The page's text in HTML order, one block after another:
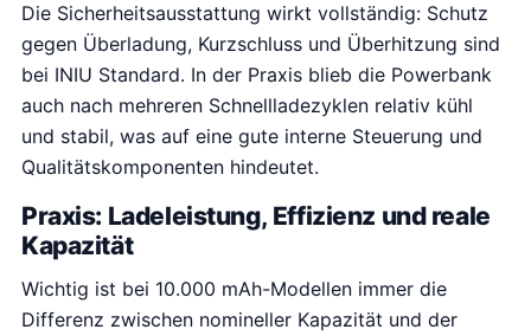
Die Sicherheitsausstattung wirkt vollständig: Schutz
gegen Überladung, Kurzschluss und Überhitzung sind
bei INIU Standard. In der Praxis blieb die Powerbank
auch nach mehreren Schnellladezyklen relativ kühl
und stabil, was auf eine gute interne Steuerung und
Qualitätskomponenten hindeutet.
Praxis: Ladeleistung, Effizienz und reale
Kapazität
Wichtig ist bei 10.000 mAh-Modellen immer die
Differenz zwischen nomineller Kapazität und der